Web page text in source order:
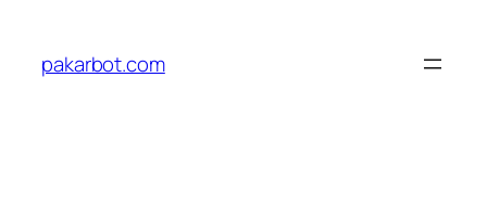
content
pakarbot.com